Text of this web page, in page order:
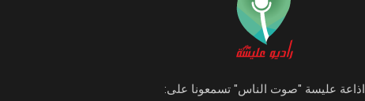
اذاعة عليسة "صوت الناس" تسمعونا على: